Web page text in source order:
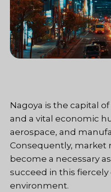
Nagoya is the capital
and a vital economic
aerospace, and
Consequently, market
become a necessary
succeed in this
environment.